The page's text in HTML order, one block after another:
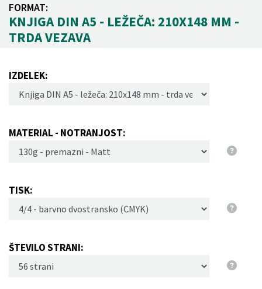
FORMAT:
KNJIGA DIN A5 - LEŽEČA: 210X148 MM -
TRDA VEZAVA
IZDELEK:
MATERIAL - NOTRANJOST:
TISK:
ŠTEVILO STRANI: